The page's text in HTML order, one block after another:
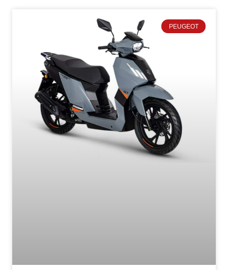
PEUGEOT